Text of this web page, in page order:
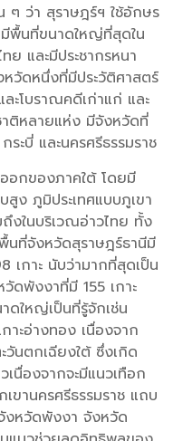
ๆ ว่า สุราษฎร์ฯ ใช้อักษร
พื้นที่ขนาดใหญ่ที่สุดใน
ย และมีประชากรหนา
วัดหนึ่งที่มีประวัติศาสตร์
ะโบราณคดีเก่าแก่ และ
ติหลายแห่ง มีจังหวัดที่
ะบี่ และนครศรีธรรมราช
อกของภาคใต้ โดยมี
ง ภูมิประเทศแบบภูเขา
งในบริเวณอ่าวไทย ทั้ง
พื้นที่จังหวัดสุราษฎร์ธานีมี
เกาะ นับว่ามากที่สุดเป็น
ดพังงาที่มี 155 เกาะ
ดใหญ่เป็นที่รู้จักเช่น
กาะอ่างทอง เนื่องจาก
นตกเฉียงใต้ ซึ่งเกิด
เนื่องจากจะมีแนวเทือก
เขานครศรีธรรมราช แถบ
งหวัดพังงา จังหวัด